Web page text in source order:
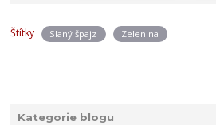
Kategorie blogu
Štítky Slaný špajz Zelenina